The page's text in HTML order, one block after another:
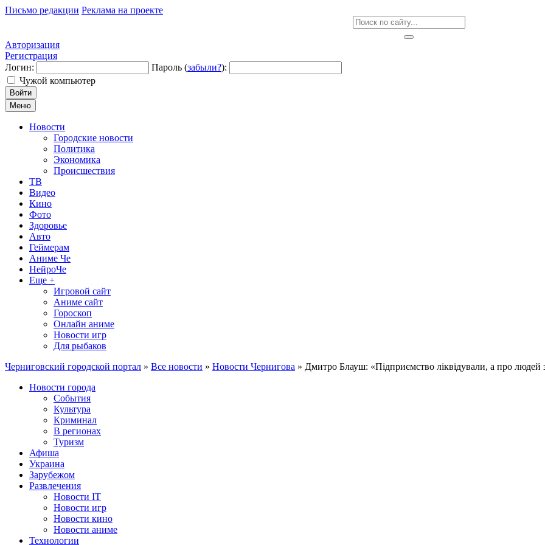
Письмо редакции Реклама на проекте
Авторизация
Регистрация
Логин:
Пароль (забыли?):
Чужой компьютер
Войти
Меню
Новости
Городские новости
Политика
Экономика
Происшествия
ТВ
Видео
Кино
Фото
Здоровье
Авто
Геймерам
Аниме Че
НейроЧе
Еще +
Игровой сайт
Аниме сайт
Гороскоп
Онлайн аниме
Новости игр
Для рыбаков
Черниговский городской портал » Все новости » Новости Чернигова » Дмитро Блауш: «Підприємство ліквідували, а про людей
Новости города
События
Культура
Криминал
В регионах
Туризм
Афиша
Украина
Зарубежом
Развлечения
Новости IT
Новости игр
Новости кино
Новости аниме
Технологии